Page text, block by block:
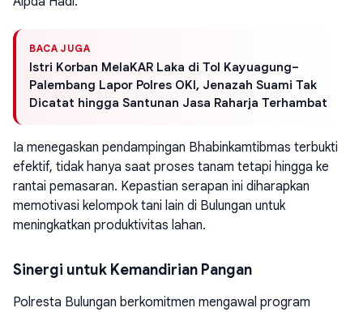
BACA JUGA
Istri Korban MelaKAR Laka di Tol Kayuagung–
Palembang Lapor Polres OKI, Jenazah Suami Tak
Dicatat hingga Santunan Jasa Raharja Terhambat
Ia menegaskan pendampingan Bhabinkamtibmas terbukti
efektif, tidak hanya saat proses tanam tetapi hingga ke
rantai pemasaran. Kepastian serapan ini diharapkan
memotivasi kelompok tani lain di Bulungan untuk
meningkatkan produktivitas lahan.
Sinergi untuk Kemandirian Pangan
Polresta Bulungan berkomitmen mengawal program